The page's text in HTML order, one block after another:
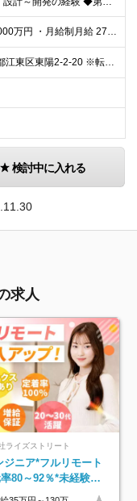
想定年収：550万円～1000万円 ・月給制月給 270,000円～ （基本給￥245,000～/諸手当￥25,000～） ※職務スキル(当社規定ランク)により「フレックス勤務・残業代は勤務時間に応
【東陽駅前ビル】 東京都江東区東陽2-2-20 ※転勤当面無 (変更の範囲)上記を除く当社関連勤務地
検討中に入れる
求人
ライズストリート
ジニア*フルリモート
80～92％*未経験歓
134日*月給35万～*